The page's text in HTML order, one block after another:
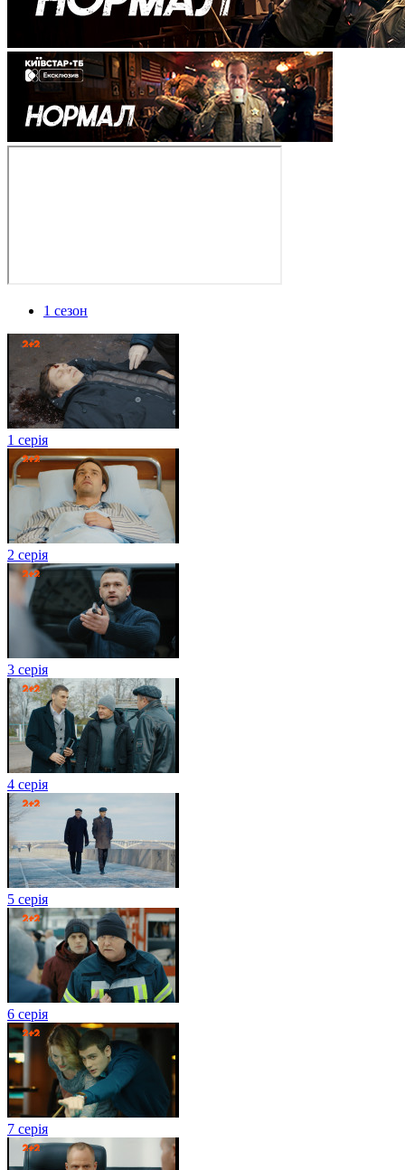
1 сезон
1 серія
2 серія
3 серія
4 серія
5 серія
6 серія
7 серія